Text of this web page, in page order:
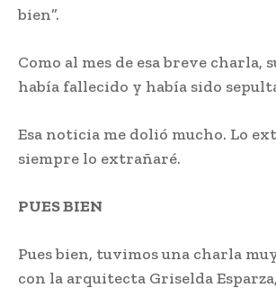
bien”.
Como al mes de esa breve charla,
había fallecido y había sido
Esa noticia me dolió mucho. Lo
siempre lo extrañaré.
PUES BIEN
Pues bien, tuvimos una charla
con la arquitecta Griselda